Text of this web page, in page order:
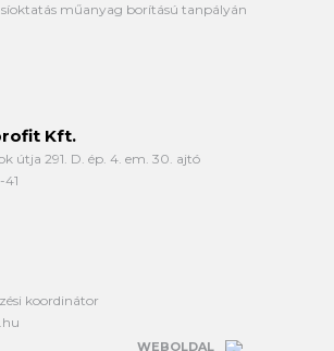
síoktatás műanyag borítású tanpályán
Kft.
útja 291. D. ép. 4. em. 30. ajtó
koordinátor
WEBOLDAL